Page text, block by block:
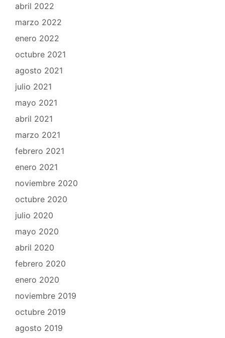
abril 2022
marzo 2022
enero 2022
octubre 2021
agosto 2021
julio 2021
mayo 2021
abril 2021
marzo 2021
febrero 2021
enero 2021
noviembre 2020
octubre 2020
julio 2020
mayo 2020
abril 2020
febrero 2020
enero 2020
noviembre 2019
octubre 2019
agosto 2019